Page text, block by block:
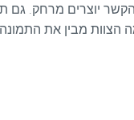
יוצרים מרחק. גם
הצוות מבין את